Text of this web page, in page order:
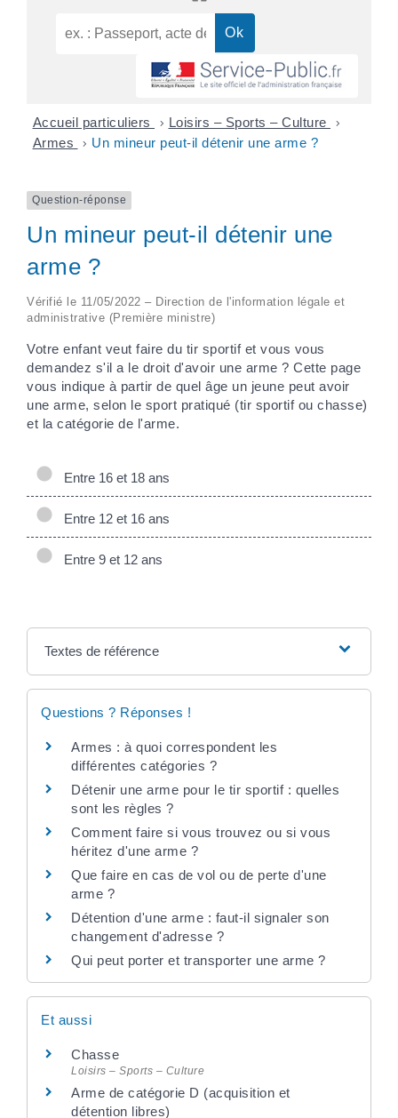
Accueil particuliers > Loisirs – Sports – Culture >
Armes > Un mineur peut-il détenir une arme ?
Question-réponse
Un mineur peut-il détenir une
arme ?
Vérifié le 11/05/2022 – Direction de l'information légale et
administrative (Première ministre)
Votre enfant veut faire du tir sportif et vous vous
demandez s'il a le droit d'avoir une arme ? Cette page
vous indique à partir de quel âge un jeune peut avoir
une arme, selon le sport pratiqué (tir sportif ou chasse)
et la catégorie de l'arme.
Entre 16 et 18 ans
Entre 12 et 16 ans
Entre 9 et 12 ans
Textes de référence
Questions ? Réponses !
Armes : à quoi correspondent les
différentes catégories ?
Détenir une arme pour le tir sportif : quelles
sont les règles ?
Comment faire si vous trouvez ou si vous
héritez d'une arme ?
Que faire en cas de vol ou de perte d'une
arme ?
Détention d'une arme : faut-il signaler son
changement d'adresse ?
Qui peut porter et transporter une arme ?
Et aussi
Chasse
Loisirs – Sports – Culture
Arme de catégorie D (acquisition et
détention libres)